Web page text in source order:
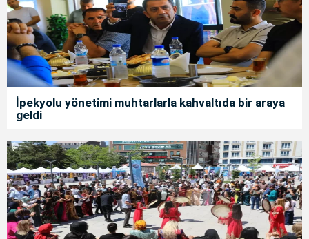
İpekyolu yönetimi muhtarlarla kahvaltıda bir araya
geldi